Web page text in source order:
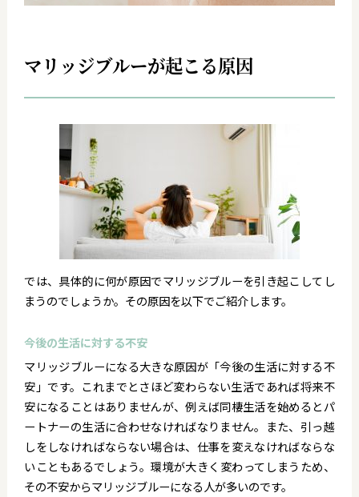
マリッジブルーが起こる原因
では、具体的に何が原因でマリッジブルーを引き起こしてし
まうのでしょうか。その原因を以下でご紹介します。
今後の生活に対する不安
マリッジブルーになる大きな原因が「今後の生活に対する不
安」です。これまでとさほど変わらない生活であれば将来不
安になることはありませんが、例えば同棲生活を始めるとパ
ートナーの生活に合わせなければなりません。また、引っ越
しをしなければならない場合は、仕事を変えなければならな
いこともあるでしょう。環境が大きく変わってしまうため、
その不安からマリッジブルーになる人が多いのです。